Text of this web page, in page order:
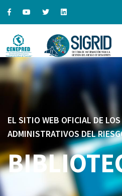
EL SITIO WEB OFICIAL DE
ADMINISTRATIVOS DEL